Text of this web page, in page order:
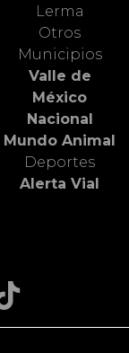
Lerma
Otros
Municipios
Valle de
México
Nacional
Mundo Animal
Deportes
Alerta Vial